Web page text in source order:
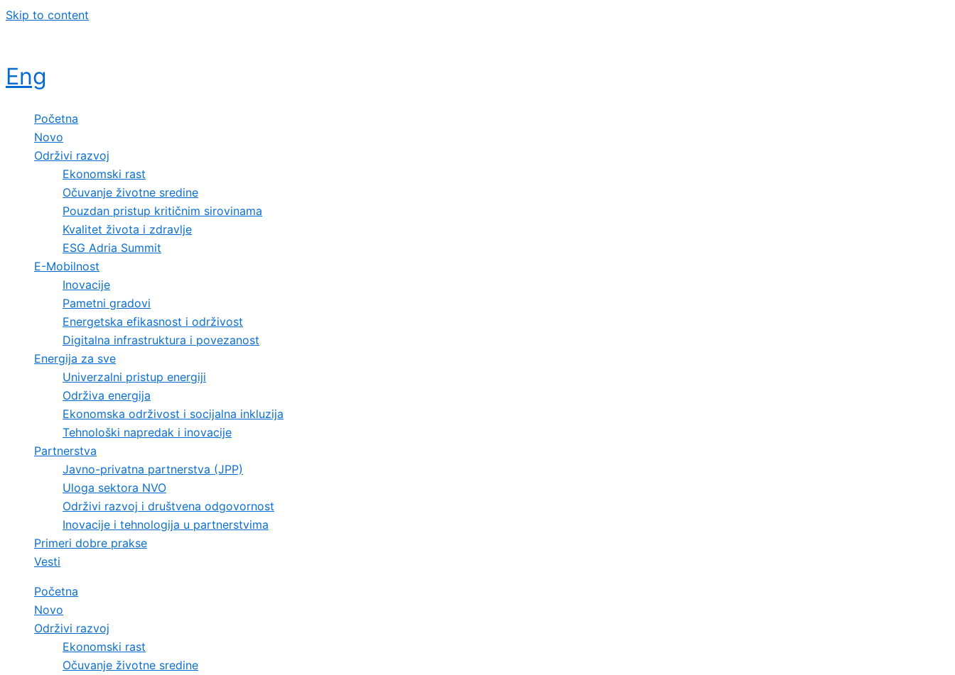
Skip to content
Eng
Početna
Novo
Održivi razvoj
Ekonomski rast
Očuvanje životne sredine
Pouzdan pristup kritičnim sirovinama
Kvalitet života i zdravlje
ESG Adria Summit
E-Mobilnost
Inovacije
Pametni gradovi
Energetska efikasnost i održivost
Digitalna infrastruktura i povezanost
Energija za sve
Univerzalni pristup energiji
Održiva energija
Ekonomska održivost i socijalna inkluzija
Tehnološki napredak i inovacije
Partnerstva
Javno-privatna partnerstva (JPP)
Uloga sektora NVO
Održivi razvoj i društvena odgovornost
Inovacije i tehnologija u partnerstvima
Primeri dobre prakse
Vesti
Početna
Novo
Održivi razvoj
Ekonomski rast
Očuvanje životne sredine